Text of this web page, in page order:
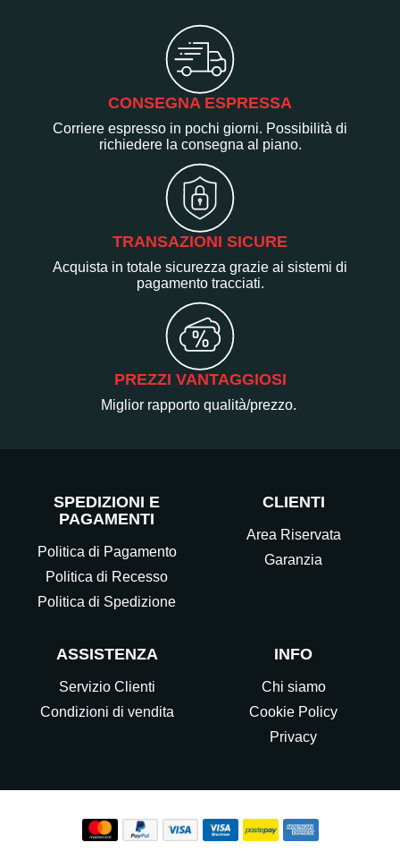
CONSEGNA ESPRESSA
Corriere espresso in pochi giorni. Possibilità di
richiedere la consegna al piano.
TRANSAZIONI SICURE
Acquista in totale sicurezza grazie ai sistemi di
pagamento tracciati.
PREZZI VANTAGGIOSI
Miglior rapporto qualità/prezzo.
SPEDIZIONI E
PAGAMENTI
Politica di Pagamento
Politica di Recesso
Politica di Spedizione
CLIENTI
Area Riservata
Garanzia
ASSISTENZA
Servizio Clienti
Condizioni di vendita
INFO
Chi siamo
Cookie Policy
Privacy